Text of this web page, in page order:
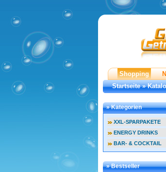
Shopping
Startseite»
» Kategorien
XXL-SPARPAKETE
ENERGY DRINKS
BAR- & COCKTAIL
» Bestseller